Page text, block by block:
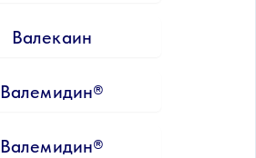
Валекаин
Валемидин®
Валемидин®